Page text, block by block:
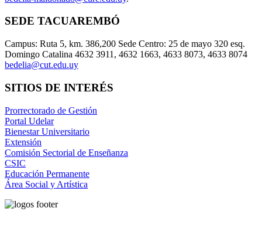
SEDE TACUAREMBÓ
Campus: Ruta 5, km. 386,200 Sede Centro: 25 de mayo 320 esq.
Domingo Catalina 4632 3911, 4632 1663, 4633 8073, 4633 8074
bedelia@cut.edu.uy
SITIOS DE INTERÉS
Prorrectorado de Gestión
Portal Udelar
Bienestar Universitario
Extensión
Comisión Sectorial de Enseñanza
CSIC
Educación Permanente
Área Social y Artística